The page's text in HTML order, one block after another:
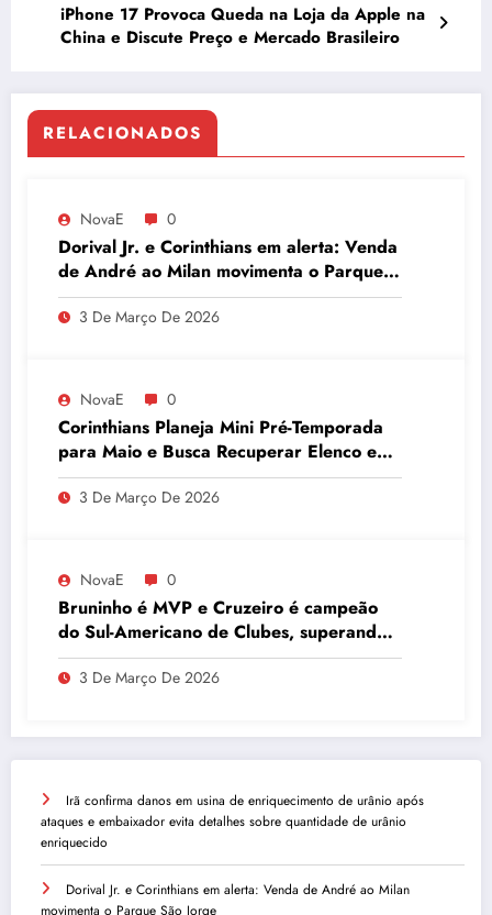
iPhone 17 Provoca Queda na Loja da Apple na
China e Discute Preço e Mercado Brasileiro
RELACIONADOS
NovaE 0
Dorival Jr. e Corinthians em alerta: Venda
de André ao Milan movimenta o Parque
São Jorge
3 De Março De 2026
NovaE 0
Corinthians Planeja Mini Pré-Temporada
para Maio e Busca Recuperar Elenco e
Desempenho
3 De Março De 2026
NovaE 0
Bruninho é MVP e Cruzeiro é campeão
do Sul-Americano de Clubes, superando
Campinas
3 De Março De 2026
Irã confirma danos em usina de enriquecimento de urânio após
ataques e embaixador evita detalhes sobre quantidade de urânio
enriquecido
Dorival Jr. e Corinthians em alerta: Venda de André ao Milan
movimenta o Parque São Jorge